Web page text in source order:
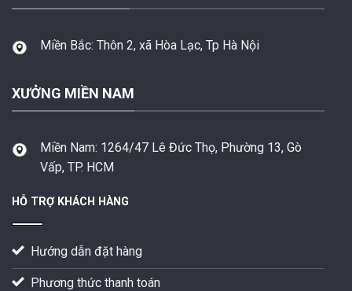
Miền Bắc: Thôn 2, xã Hòa Lạc, Tp Hà Nội
XƯỞNG MIỀN NAM
Miền Nam: 1264/47 Lê Đức Thọ, Phường 13, Gò
Vấp, TP. HCM
HỖ TRỢ KHÁCH HÀNG
Hướng dẫn đặt hàng
Phương thức thanh toán